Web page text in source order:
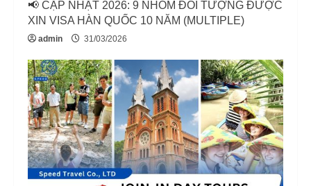
📢 CẬP NHẬT 2026: 9 NHÓM ĐỐI TƯỢNG ĐƯỢC
XIN VISA HÀN QUỐC 10 NĂM (MULTIPLE)
admin 31/03/2026